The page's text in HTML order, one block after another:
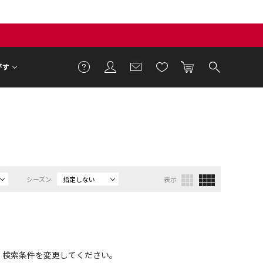
す
シーズン 指定しない 表示
索条件を変更してください。